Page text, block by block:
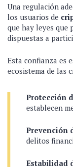
Una regulación
los usuarios de
que hay leyes que
dispuestas a
Esta confianza es
ecosistema de las
Protección
establecen
Prevención
delitos
Estabilidad